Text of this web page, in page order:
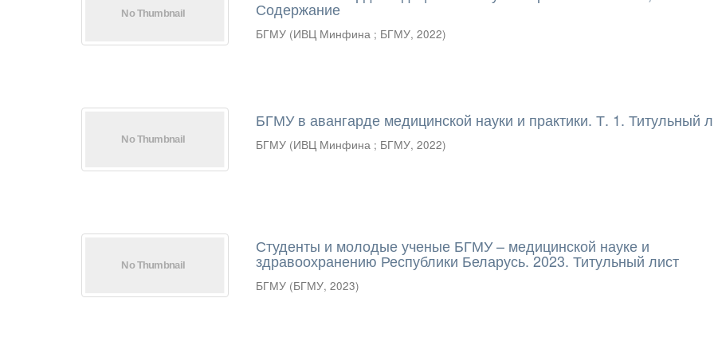
Содержание
БГМУ (ИВЦ Минфина ; БГМУ,2022)
БГМУ в авангарде медицинской науки и практики. Т. 1. Титульный
БГМУ (ИВЦ Минфина ; БГМУ,2022)
Студенты и молодые ученые БГМУ – медицинской науке и
здравоохранению Республики Беларусь. 2023. Титульный лист
БГМУ (БГМУ,2023)